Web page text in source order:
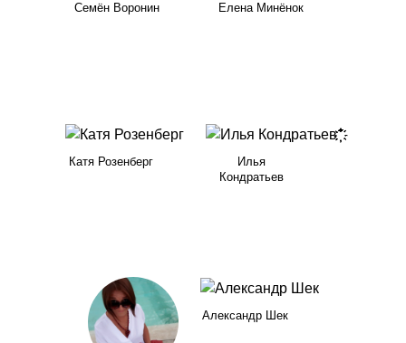
Семён Воронин Елена Минёнок
Катя Розенберг
Илья
Кондратьев
Александр Шек